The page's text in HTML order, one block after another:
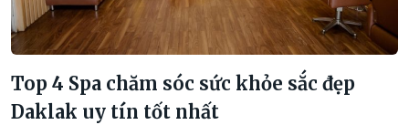
Top 4 Spa chăm sóc sức khỏe sắc đẹp
Daklak uy tín tốt nhất